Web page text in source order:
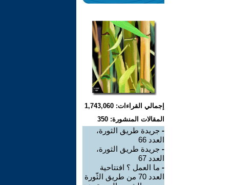
إجمالي القراءات: 1,743,060
المقالات المنشورة: 350
- جريدة طريق الثورة،
العدد 66
- جريدة طريق الثورة،
العدد 67
- ما العمل ؟ افتتاحية
العدد 70 من طريق الثّورة